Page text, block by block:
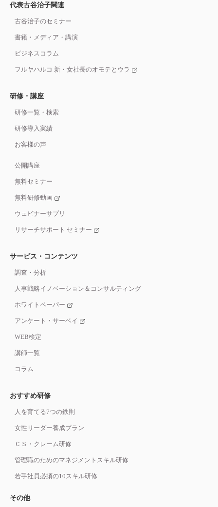
代表古谷治子関連
古谷治子のセミナー
書籍・メディア・講演
ビジネスコラム
フルヤハルコ 新・女社長のオモテとウラ
研修・講座
研修一覧・検索
研修導入実績
お客様の声
公開講座
無料セミナー
無料研修動画
ウェビナーサプリ
リサーチサポート セミナー
サービス・コンテンツ
調査・分析
人事戦略イノベーション＆コンサルティング
ホワイトペーパー
アンケート・サーベイ
WEB検定
講師一覧
コラム
おすすめ研修
人を育てる7つの鉄則
女性リーダー養成プラン
ＣＳ・クレーム研修
管理職のためのマネジメントスキル研修
若手社員必須の10スキル研修
その他